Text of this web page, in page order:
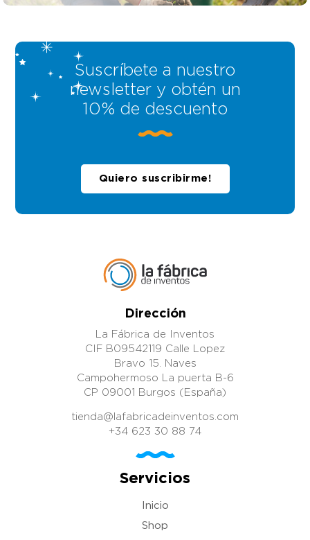
Suscríbete a nuestro
newsletter y obtén un
10% de descuento
Quiero suscribirme!
Dirección
La Fábrica de Inventos
CIF B09542119 Calle Lopez
Bravo 15. Naves
Campohermoso La puerta B-6
CP 09001 Burgos (España)
tienda@lafabricadeinventos.com
+34 623 30 88 74
Servicios
Inicio
Shop